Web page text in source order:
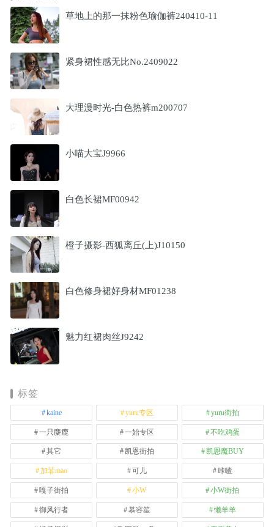
草地上的那一抹粉色瑜伽裤240410-11
紧身裙性感无比No.2409022
大理漫时光-白色热裤m200707
小喵大宝J9966
白色长裙MF00942
橙子摄影-西狐离丘(上)J10150
白色修身裙好身材MF01238
魅力红裙肉丝J9242
标签
kaine yuru专区 yuru街拍
一只麋鹿 一始专区 不吃鸡蛋
其它 凯恩街拍 凯恩魔BUY
加菲mao 可儿 咔喳
嘎子街拍 小W 小W街拍
御风行者 慕容笙 懒羊羊